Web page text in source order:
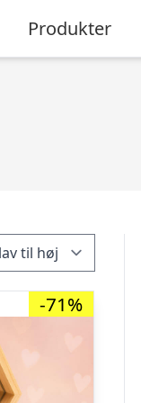
Produkter
-71%